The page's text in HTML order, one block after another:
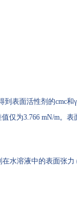
表面活性剂的cmc和
仅为3.766 mN/m。
在水溶液中的表面张